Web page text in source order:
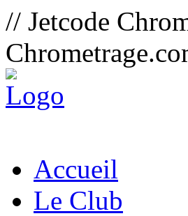
// Jetcode
Accueil
Le Club